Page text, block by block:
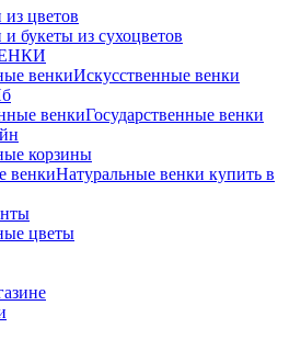
цветов
букеты из сухоцветов
венкиИскусственные венки
венкиГосударственные венки
корзины
венкиНатуральные венки купить в
цветы